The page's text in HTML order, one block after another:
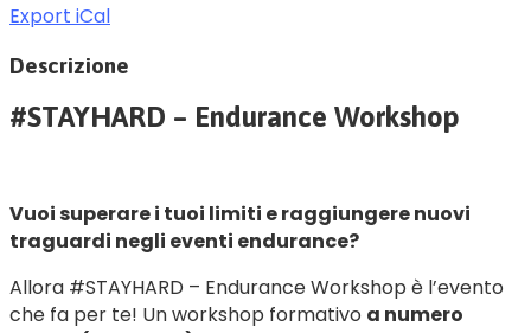
Export iCal
Descrizione
#STAYHARD – Endurance Workshop
Vuoi superare i tuoi limiti e raggiungere nuovi
traguardi negli eventi endurance?
Allora #STAYHARD – Endurance Workshop è l’evento
che fa per te! Un workshop formativo a numero